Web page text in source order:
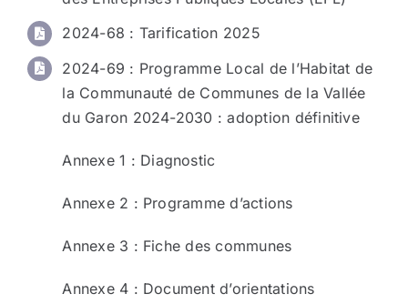
2024-68 : Tarification 2025
2024-69 : Programme Local de l’Habitat de
la Communauté de Communes de la Vallée
du Garon 2024-2030 : adoption définitive
Annexe 1 : Diagnostic
Annexe 2 : Programme d’actions
Annexe 3 : Fiche des communes
Annexe 4 : Document d’orientations